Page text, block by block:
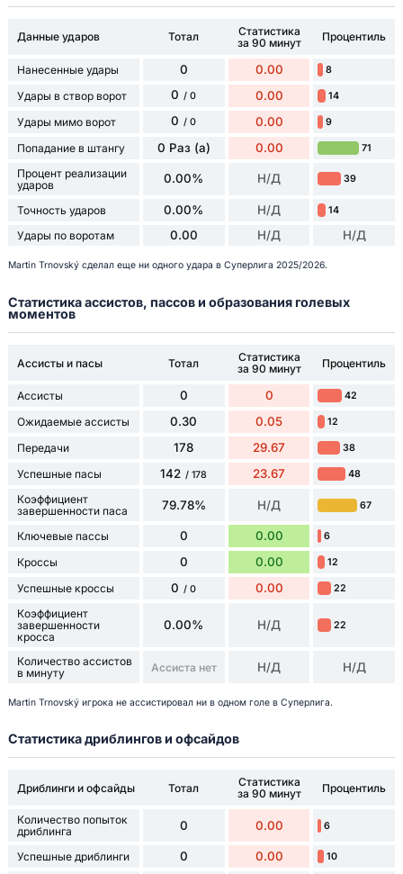
Данные ударов Тотал
Статистика
за 90 минут
Процентиль
Нанесенные удары 0 0.00 8
Удары в створ ворот 0 / 0 0.00 14
Удары мимо ворот 0 / 0 0.00 9
Попадание в штангу 0 Раз (а) 0.00 71
Процент реализации
ударов
0.00% Н/Д 39
Точность ударов 0.00% Н/Д 14
Удары по воротам 0.00 Н/Д Н/Д
Martin Trnovský сделал еще ни одного удара в Суперлига 2025/2026.
Статистика ассистов, пассов и образования голевых
моментов
Ассисты и пасы Тотал
Статистика
за 90 минут
Процентиль
Ассисты 0 0 42
Ожидаемые ассисты 0.30 0.05 12
Передачи 178 29.67 38
Успешные пасы 142 / 178 23.67 48
Коэффициент
завершенности паса
79.78% Н/Д 67
Ключевые пассы 0 0.00 6
Кроссы 0 0.00 12
Успешные кроссы 0 / 0 0.00 22
Коэффициент
завершенности
кросса
0.00% Н/Д 22
Количество ассистов
в минуту
Ассиста нет Н/Д Н/Д
Martin Trnovský игрока не ассистировал ни в одном голе в Суперлига.
Статистика дриблингов и офсайдов
Дриблинги и офсайды Тотал
Статистика
за 90 минут
Процентиль
Количество попыток
дриблинга
0 0.00 6
Успешные дриблинги 0 0.00 10